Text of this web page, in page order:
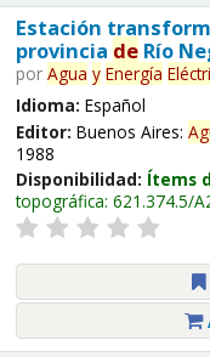
Estación
provincia deRío
por Agua y Energía
Idioma: Español
Editor: Buenos Aires:
1988
Disponibilidad: Ítems
topográfica: 621.374.5/